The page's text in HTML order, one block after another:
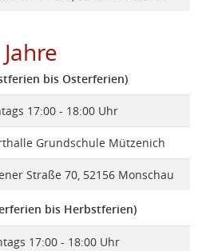
bis Osterferien)
17:00 - 18:00 Uhr
Grundschule Mützenich
Straße 70, 52156 Monschau
bis Herbstferien)
17:00 - 18:00 Uhr